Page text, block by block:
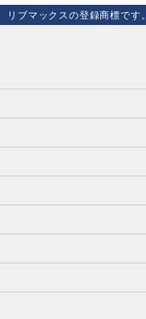
リブマックスの登録商標で